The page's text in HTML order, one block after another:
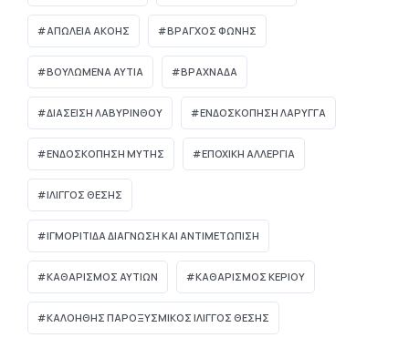
ΑΠΏΛΕΙΑ ΑΚΟΉΣ ΒΡΑΓΧΟΣ ΦΩΝΗΣ
ΒΟΥΛΩΜΈΝΑ ΑΥΤΙΆ ΒΡΑΧΝΆΔΑ
ΔΙΆΣΕΙΣΗ ΛΑΒΥΡΊΝΘΟΥ ΕΝΔΟΣΚΟΠΗΣΗ ΛΑΡΥΓΓΑ
ΕΝΔΟΣΚΟΠΗΣΗ ΜΥΤΗΣ ΕΠΟΧΙΚΗ ΑΛΛΕΡΓΙΑ
ΙΛΙΓΓΟΣ ΘΕΣΗΣ
ΙΓΜΟΡΊΤΙΔΑ ΔΙΆΓΝΩΣΗ ΚΑΙ ΑΝΤΙΜΕΤΏΠΙΣΗ
ΚΑΘΑΡΙΣΜΟΣ ΑΥΤΙΩΝ ΚΑΘΑΡΙΣΜΟΣ ΚΕΡΙΟΥ
ΚΑΛΟΗΘΗΣ ΠΑΡΟΞΥΣΜΙΚΟΣ ΙΛΙΓΓΟΣ ΘΕΣΗΣ